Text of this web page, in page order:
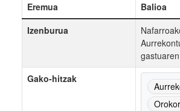
Eremua
Balioa
Izenburua
Gako-hitzak